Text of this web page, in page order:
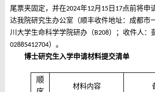
尾票夹固定 ，并在2024年12月 15 日 17点前将申
达我院研究生办公室（顺丰收件地址： 成都市
川大学生命科学学院研办 （B208） ； 收件人：
02885412704）。
博士研究生入学申请材料提交清单
顺
材料内容